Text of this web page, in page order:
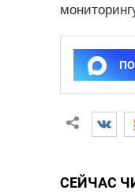
СЕЙЧАС